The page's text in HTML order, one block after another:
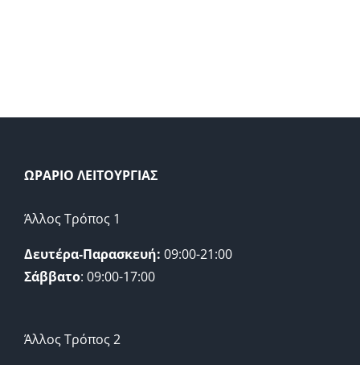
ΩΡΑΡΙΟ ΛΕΙΤΟΥΡΓΙΑΣ
Άλλος Τρόπος 1
Δευτέρα-Παρασκευή: 09:00-21:00
Σάββατο: 09:00-17:00
Άλλος Τρόπος 2